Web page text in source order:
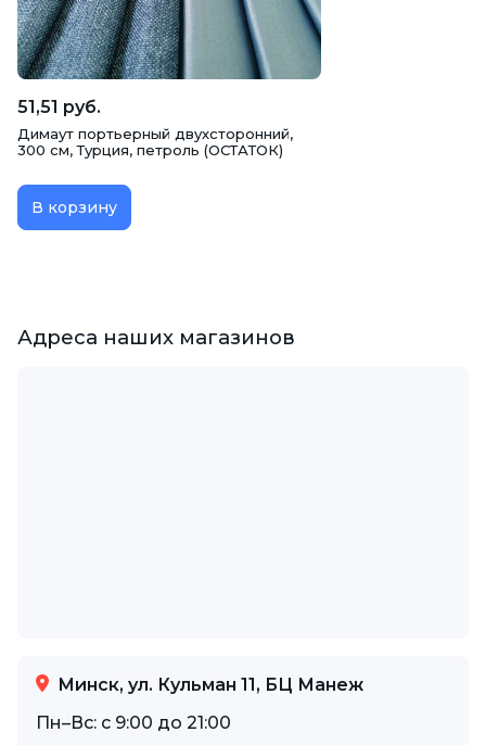
51,51 руб.
Димаут портьерный двухсторонний,
300 см, Турция, петроль (ОСТАТОК)
В корзину
Адреса наших магазинов
Минск, ул. Кульман 11, БЦ Манеж
Пн–Вс: с 9:00 до 21:00